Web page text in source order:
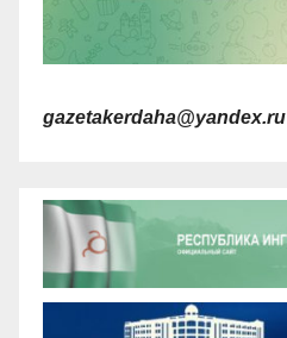
gazetakerdaha@yandex.ru